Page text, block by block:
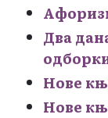
Два
Нове
Нове